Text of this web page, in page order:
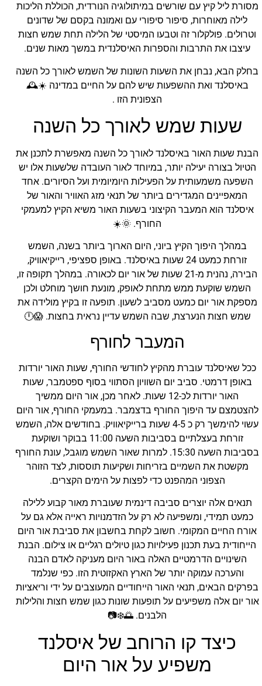
מסורת ליל קיץ עם שורשים במיתולוגיה הנורדית, הכוללת הליכות
לילה מאוחרות, סיפור סיפורי עם ואמונה בקסם של שדונים
וטרולים. פולקלור זה וטבעו המיסטי של הלילה תחת שמש חצות
עיצבו את התרבות והספרות האיסלנדית במשך מאות שנים.
בחלק הבא, נבחן את השעות השונות של השמש לאורך כל השנה
באיסלנד ואת ההשפעות שיש להם על החיים במדינה ☀️🕰️
הצפונית הזו .
שעות שמש לאורך כל השנה
הבנת שעות האור באיסלנד לאורך כל השנה מאפשרת לתכנן את
הטיול בצורה יעילה יותר, במיוחד לאור העובדה שלשעות אלו יש
השפעה משמעותית על הפעילות היומיומית ועל הסיורים. אחד
המאפיינים המגדירים ביותר של תנאי מזג האוויר והאור של
איסלנד הוא המעבר הקיצוני בשעות האור משיא הקיץ למעמקי
החורף. 🌞☀️
במהלך היפוך הקיץ ביוני, היום הארוך ביותר בשנה, השמש
זורחת כמעט 24 שעות באיסלנד. באופן ספציפי, רייקיאוויק,
הבירה, נהנית מ-21 שעות של אור יום לכאורה. במהלך תקופה זו,
השמש שוקעת ממש מתחת לאופק, מונעת חושך מוחלט ולכן
מספקת אור יום כמעט מסביב לשעון. תופעה זו בקיץ מולידה את
שמש חצות הנערצת, שבה השמש עדיין נראית בחצות. 😱🕛
המעבר לחורף
ככל שאיסלנד עוברת מהקיץ לחודשי החורף, שעות האור יורדות
באופן דרמטי. סביב יום השוויון הסתווי בסוף ספטמבר, שעות
האור יורדות לכ-12 שעות. לאחר מכן, אור היום ממשיך
להצטמצם עד היפוך החורף בדצמבר. במעמקי החורף, אור היום
עשוי להימשך רק כ 4-5 שעות ברייקיאוויק. בחודשים אלה, השמש
זורחת בעצלתיים בסביבות השעה 11:00 בבוקר ושוקעת
בסביבות השעה 15:30. למרות שאור השמש מוגבל, עונת החורף
מקשטת את השמיים בזריחות ושקיעות תוססות, לצד הזוהר
הצפוני המהפנט כדי לפצות על הימים הקצרים.
תנאים אלה יוצרים סביבה דינמית שעוברת מאור קבוע ללילה
כמעט תמידי, ומשפיעה לא רק על הזדמנויות ראייה אלא גם על
אורח החיים המקומי. חשוב לקחת בחשבון את סביבת אור היום
הייחודית בעת תכנון פעילויות כגון טיולים רגליים או צילום. הבנת
השינויים הדרמטיים האלה באור היום מעניקה לאדם הבנה
והערכה עמוקה יותר של הארץ האקזוטית הזו. כפי שנלמד
בפרקים הבאים, תנאי האור הייחודיים המעוצבים על ידי וריאציות
אור יום אלה משפיעים על תופעות שונות כגון שמש חצות והלילות
הלבנים. 🌅❄️📷
כיצד קו הרוחב של איסלנד
משפיע על אור היום